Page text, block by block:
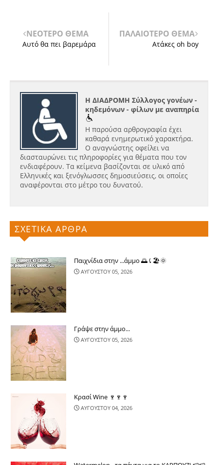
ΝΕΟΤΕΡΟ ΘΕΜΑ
Αυτό θα πει βαρεμάρα
ΠΑΛΑΙΟΤΕΡΟ ΘΕΜΑ
Ατάκες oh boy
Η ΔΙΑΔΡΟΜΗ Σύλλογος γονέων -
κηδεμόνων - φίλων με αναπηρία
Η παρούσα αρθρογραφία έχει
καθαρά ενημερωτικό χαρακτήρα.
Ο αναγνώστης οφείλει να
διασταυρώνει τις πληροφορίες για θέματα που τον
ενδιαφέρουν. Τα κείμενα βασίζονται σε υλικό από
Ελληνικές και ξενόγλωσσες δημοσιεύσεις, οι οποίες
αναφέρονται στο μέτρο του δυνατού.
ΣΧΕΤΙΚΑ ΑΡΘΡΑ
Παιχνίδια στην ...άμμο 🌅⤹🏖🌞
ΑΥΓΟΥΣΤΟΥ 05, 2026
Γράψε στην άμμο...
ΑΥΓΟΥΣΤΟΥ 05, 2026
Κρασί Wine 🍷🍷🍷
ΑΥΓΟΥΣΤΟΥ 04, 2026